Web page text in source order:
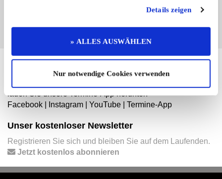
Details zeigen
» ALLES AUSWÄHLEN
Nur notwendige Cookies verwenden
EINTRAG JETZT ÜBERNEHMEN
laden Sie unsere Termine-App herunter:
Facebook
Instagram YouTube Termine-App
Unser kostenloser Newsletter
Registrieren Sie sich und bleiben Sie auf dem Laufenden.
Jetzt kostenlos abonnieren